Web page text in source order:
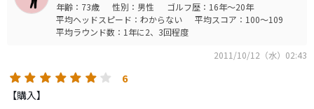
年齢：73歳 性別：男性
ゴルフ歴：16年～20年
平均ヘッドスピード：わからない
平均スコア：100～109
平均ラウンド数：1年に2、3回程度
2011/10/12（水）02:43
6
【購入】